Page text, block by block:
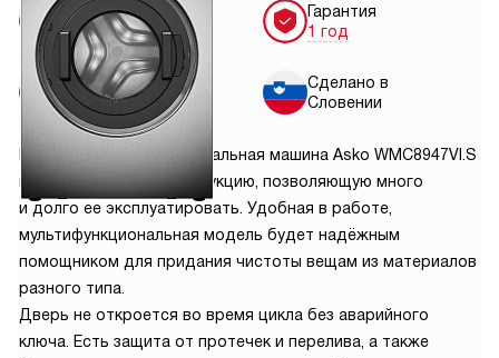
Бесплатная
доставка
Установка
от 3700 руб.
Гарантия
1 год
Сделано в
Словении
Профессиональная стиральная машина Asko WMC8947VI.S
имеет надёжную конструкцию, позволяющую много
и долго её эксплуатировать. Удобная в работе,
мультифункциональная модель будет надёжным
помощником для придания чистоты вещам из материалов
разного типа.
Дверь не откроется во время цикла без аварийного
ключа. Есть защита от протечек и перелива, а также